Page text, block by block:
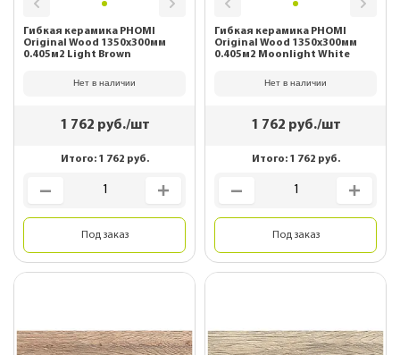
Гибкая керамика PHOMI
Original Wood 1350x300мм
0.405м2 Light Brown
Нет в наличии
1 762 руб./шт
Итого: 1 762 руб.
Под заказ
Гибкая керамика PHOMI
Original Wood 1350x300мм
0.405м2 Moonlight White
Нет в наличии
1 762 руб./шт
Итого: 1 762 руб.
Под заказ